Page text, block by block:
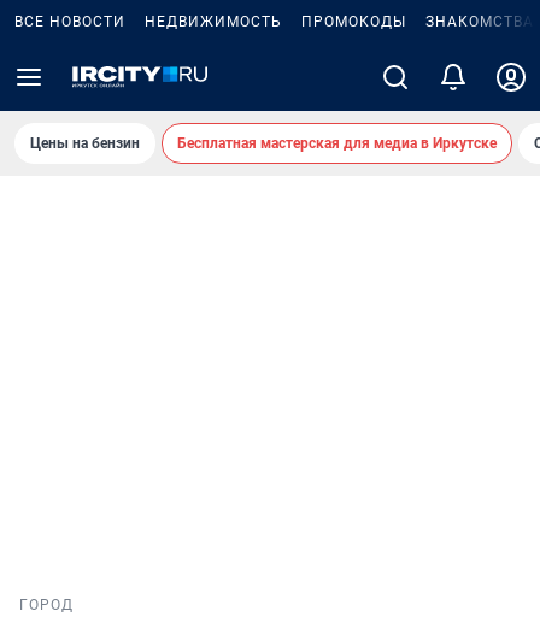
ВСЕ НОВОСТИ НЕДВИЖИМОСТЬ ПРОМОКОДЫ ЗНАКОМСТВА
Цены на бензин Бесплатная мастерская для медиа в Иркутске
ГОРОД